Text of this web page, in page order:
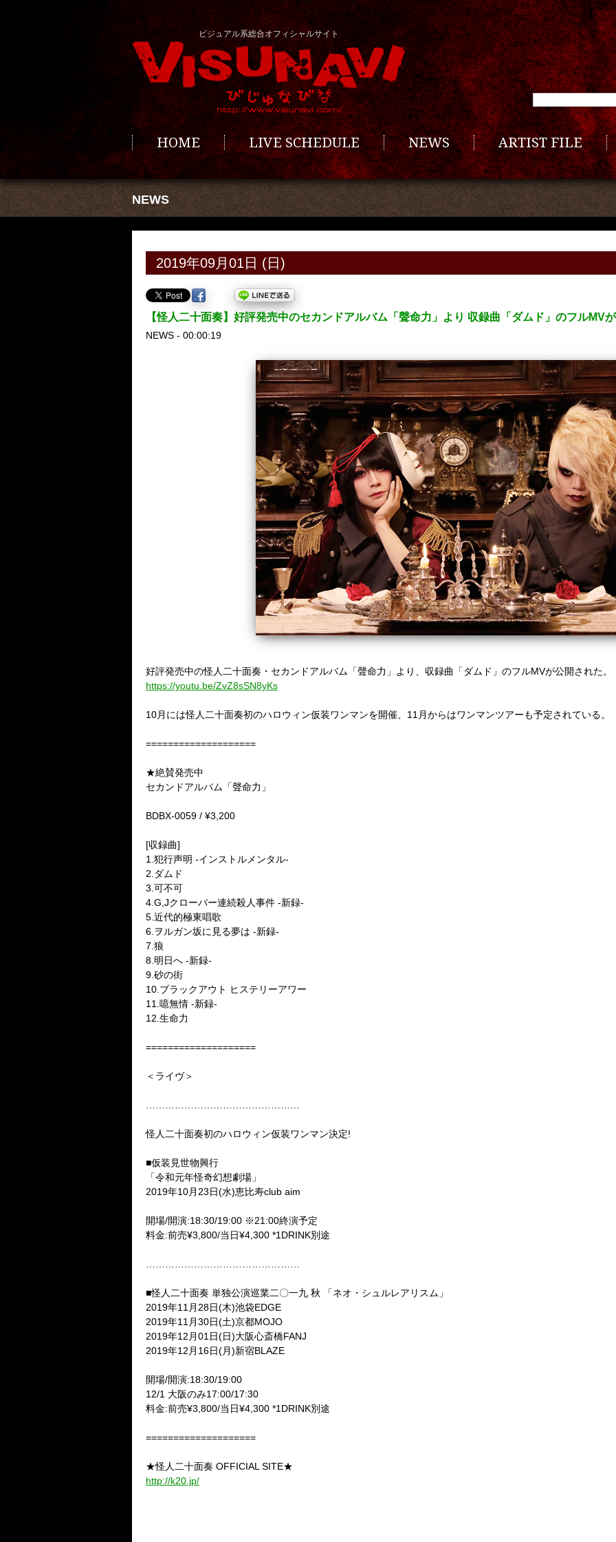
ビジュアル系総合オフィシャルサイト
HOME LIVE SCHEDULE NEWS ARTIST FILE
NEWS
2019年09月01日 (日)
【怪人二十面奏】好評発売中のセカンドアルバム「聲命力」より 収録曲「ダムド」のフルMV
NEWS - 00:00:19
好評発売中の怪人二十面奏・セカンドアルバム「聲命力」より、収録曲「ダムド」のフルMVが公開された。
https://youtu.be/ZvZ8sSN8yKs
10月には怪人二十面奏初のハロウィン仮装ワンマンを開催、11月からはワンマンツアーも予定されている。
====================
★絶賛発売中
セカンドアルバム「聲命力」
BDBX-0059 / ¥3,200
[収録曲]
1.犯行声明 -インストルメンタル-
2.ダムド
3.可不可
4.G,Jクローバー連続殺人事件 -新録-
5.近代的極東唱歌
6.ヲルガン坂に見る夢は -新録-
7.狼
8.明日へ -新録-
9.砂の街
10.ブラックアウト ヒステリーアワー
11.噫無情 -新録-
12.生命力
====================
＜ライヴ＞
怪人二十面奏初のハロウィン仮装ワンマン決定!
■仮装見世物興行
「令和元年怪奇幻想劇場」
2019年10月23日(水)恵比寿club aim
開場/開演:18:30/19:00 ※21:00終演予定
料金:前売¥3,800/当日¥4,300 *1DRINK別途
■怪人二十面奏 単独公演巡業二〇一九 秋 「ネオ・シュルレアリスム」
2019年11月28日(木)池袋EDGE
2019年11月30日(土)京都MOJO
2019年12月01日(日)大阪心斎橋FANJ
2019年12月16日(月)新宿BLAZE
開場/開演:18:30/19:00
12/1 大阪のみ17:00/17:30
料金:前売¥3,800/当日¥4,300 *1DRINK別途
====================
★怪人二十面奏 OFFICIAL SITE★
http://k20.jp/